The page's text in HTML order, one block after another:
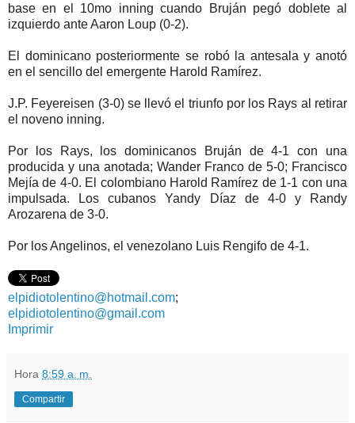
base en el 10mo inning cuando Bruján pegó doblete al
izquierdo ante Aaron Loup (0-2).
El dominicano posteriormente se robó la antesala y anotó
en el sencillo del emergente Harold Ramírez.
J.P. Feyereisen (3-0) se llevó el triunfo por los Rays al retirar
el noveno inning.
Por los Rays, los dominicanos Bruján de 4-1 con una
producida y una anotada; Wander Franco de 5-0; Francisco
Mejía de 4-0. El colombiano Harold Ramírez de 1-1 con una
impulsada. Los cubanos Yandy Díaz de 4-0 y Randy
Arozarena de 3-0.
Por los Angelinos, el venezolano Luis Rengifo de 4-1.
elpidiotolentino@hotmail.com;
elpidiotolentino@gmail.com
Imprimir
Hora 8:59 a. m.
Compartir